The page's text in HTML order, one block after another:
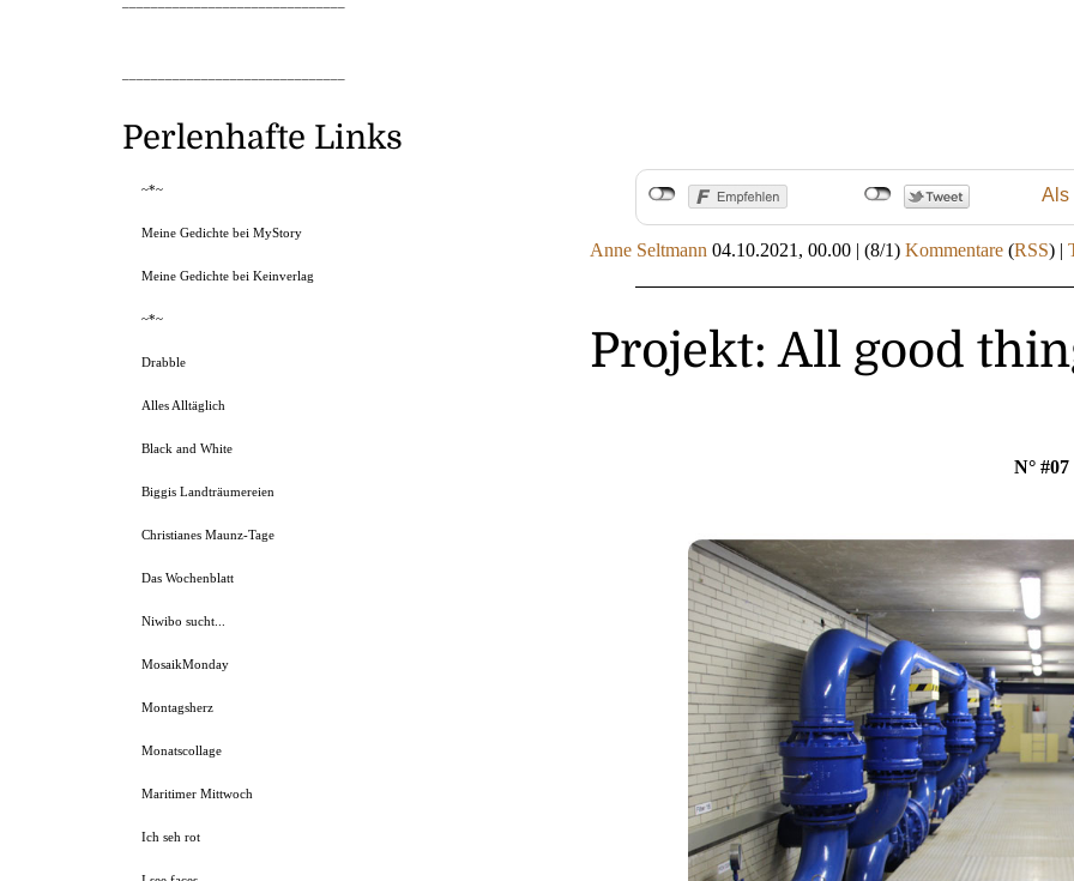
Als
Anne Seltmann 04.10.2021, 00.00 | (8/1) Kommentare (RSS) |
Projekt: All good
N° #07
Perlenhafte Links
~*~
Meine Gedichte bei MyStory
Meine Gedichte bei Keinverlag
~*~
Drabble
Alles Alltäglich
Black and White
Biggis Landträumereien
Christianes Maunz-Tage
Das Wochenblatt
Niwibo sucht...
MosaikMonday
Montagsherz
Monatscollage
Maritimer Mittwoch
Ich seh rot